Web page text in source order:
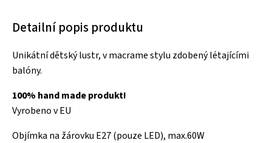
Detailní popis produktu
Unikátní dětský lustr, v macrame stylu zdobený létajícími
balóny.
100% hand made produkt!
Vyrobeno v EU
Objímka na žárovku E27 (pouze LED), max.60W